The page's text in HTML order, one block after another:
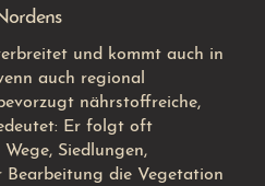
und kommt auch in
auch regional
nährstoffreiche,
Er folgt oft
Siedlungen,
die Vegetation